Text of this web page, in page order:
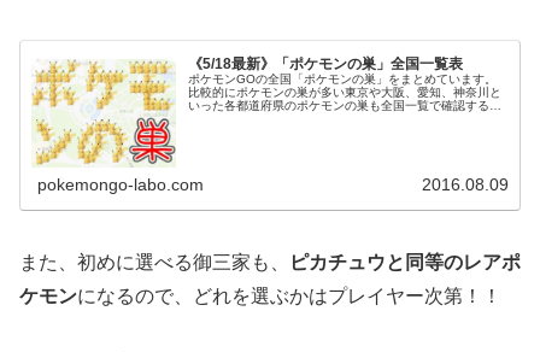
《5/18最新》「ポケモンの巣」全国一覧表
ポケモンGOの全国「ポケモンの巣」をまとめています。
比較的にポケモンの巣が多い東京や大阪、愛知、神奈川と
いった各都道府県のポケモンの巣も全国一覧で確認するこ
pokemongo-labo.com 2016.08.09
また、初めに選べる御三家も、
ピカチュウと同等のレアポ
ケモンになるので、どれを選ぶかはプレイヤー次第！！